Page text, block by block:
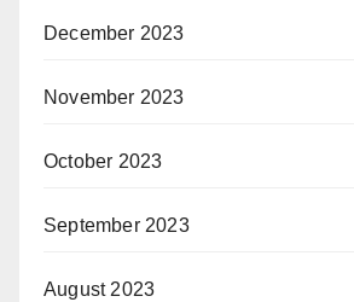
December 2023
November 2023
October 2023
September 2023
August 2023